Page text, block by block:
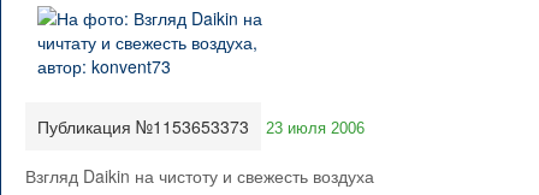
Публикация №1153653373 23 июля 2006
Взгляд Daikin на чистоту и свежесть воздуха